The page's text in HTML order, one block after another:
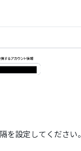
を設定してください。